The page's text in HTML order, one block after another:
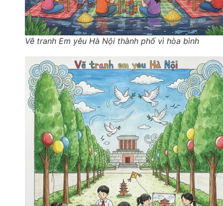
Vẽ tranh Em yêu Hà Nội thành phố vì hòa bình